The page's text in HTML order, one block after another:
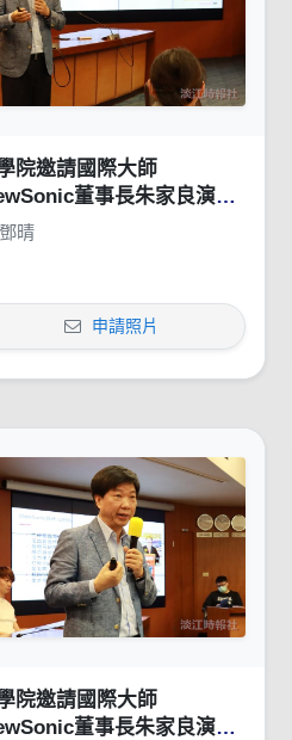
院邀請國際大師
董事長朱家良演講
幹、實幹，還得用對方
鄧晴
申請照片
院邀請國際大師
董事長朱家良演講